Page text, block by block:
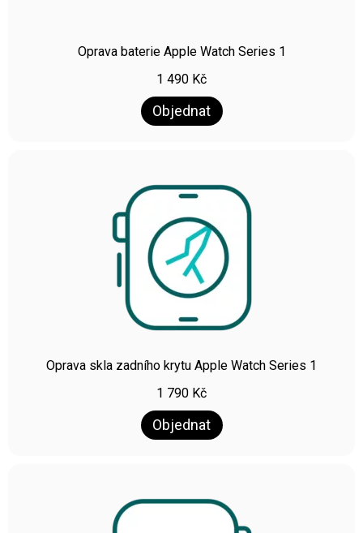
Oprava baterie Apple Watch Series 1
1 490 Kč
Objednat
Oprava skla zadního krytu Apple Watch Series 1
1 790 Kč
Objednat